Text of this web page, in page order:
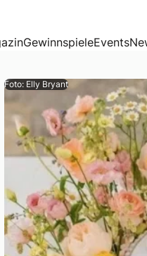
GewinnspieleEvents
Foto: Elly Bryant